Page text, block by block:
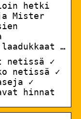
hetki
Mister
…
netissä ✓
netissä ✓
✓
hinnat